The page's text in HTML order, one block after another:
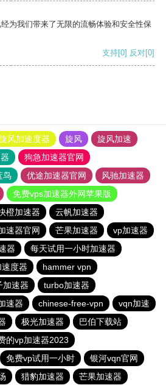
为我们带来了无限的流畅体验和安全性保
支持[0] 反对[0]
风加速度器 旋风
旋风加速
狗急加速器官网
鸟 优途加速器官网
风驰加速器
免费vps加速器外网苹果版
橙加速器
云帆加速器
速器官网 芒果加速器
vp加速器
器
每天试用一小时加速器
度器
hammer vpn
加速器
turbo加速器
速器 chinese-free-vpn
vqn加速
极光加速器
巴伯下载站
的vp加速器2023
免费vp试用一小时
银河vqn官网
猎豹加速器 芒果加速器